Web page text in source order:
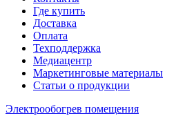
Где купить
Доставка
Оплата
Техподдержка
Медиацентр
Маркетинговые материалы
Статьи о продукции
Электрообогрев помещения